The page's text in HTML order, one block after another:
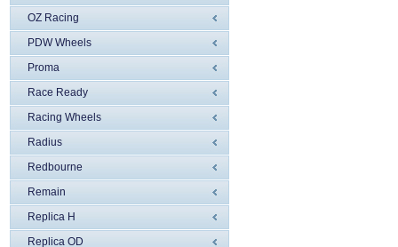
OZ Racing
PDW Wheels
Proma
Race Ready
Racing Wheels
Radius
Redbourne
Remain
Replica H
Replica OD